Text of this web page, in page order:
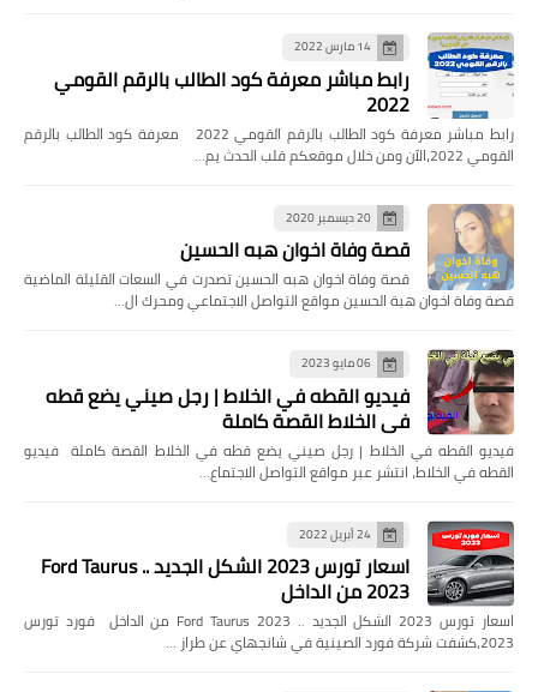
14 مارس 2022
رابط مباشر معرفة كود الطالب بالرقم القومي
2022
رابط مباشر معرفة كود الطالب بالرقم القومي 2022 معرفة كود الطالب بالرقم
القومي 2022،الآن ومن خلال موقعكم قلب الحدث يم…
20 ديسمبر 2020
قصة وفاة اخوان هبه الحسين
قصة وفاة اخوان هبه الحسين تصدرت في السعات القليلة الماضية
قصة وفاة اخوان هبة الحسين مواقع التواصل الاجتماعي ومحرك ال…
06 مايو 2023
فيديو القطه في الخلاط | رجل صيني يضع قطه
في الخلاط القصة كاملة
فيديو القطه في الخلاط | رجل صيني يضع قطه في الخلاط القصة كاملة فيديو
القطه في الخلاط، انتشر عبر مواقع التواصل الاجتماع…
24 أبريل 2022
اسعار تورس 2023 الشكل الجديد .. Ford Taurus
2023 من الداخل
اسعار تورس 2023 الشكل الجديد .. Ford Taurus 2023 من الداخل فورد تورس
2023،كشفت شركة فورد الصينية في شانجهاي عن طراز …